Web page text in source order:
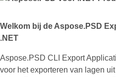
Welkom bij de Aspose.PSD
.NET
Aspose.PSD CLI Export
voor het exporteren van lagen